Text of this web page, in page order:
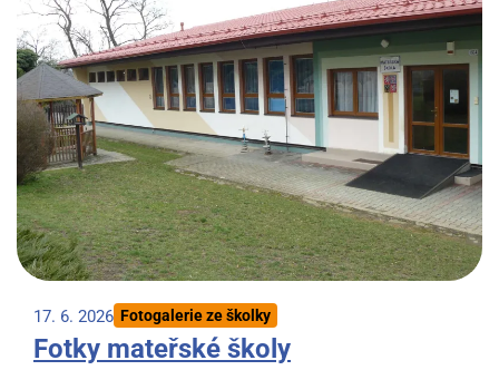
17. 6. 2026 Fotogalerie ze školky
Fotky mateřské školy